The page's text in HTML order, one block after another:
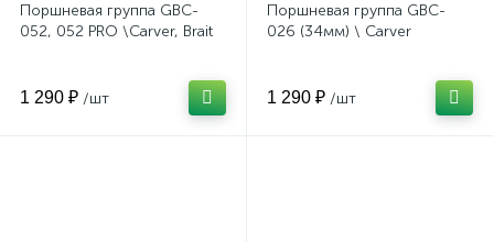
Поршневая группа GBC-
052, 052 PRO \Carver, Brait
1 290 ₽ /шт
Поршневая группа GBC-
026 (34мм) \ Carver
1 290 ₽ /шт